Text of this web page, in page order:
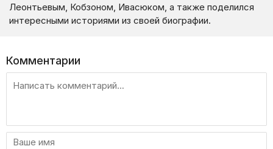
Леонтьевым, Кобзоном, Ивасюком, а также поделился
интересными историями из своей биографии.
Комментарии